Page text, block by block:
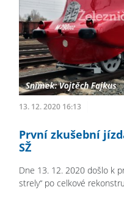
13. 12. 2020 16:13
První zkušební
SŽ
Dne 13. 12. 2020 došlo k
strely“ po celkové